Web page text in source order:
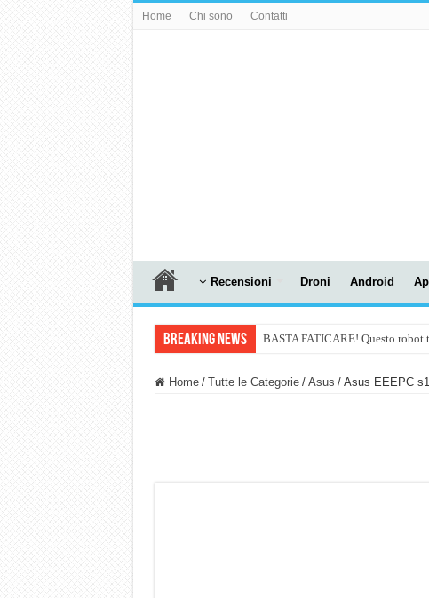
Home Chi sono Contatti
Recensioni Droni Android
Breaking News BASTA FATICARE! Questo robot
Home / Tutte le Categorie / Asus / Asus EEEPC